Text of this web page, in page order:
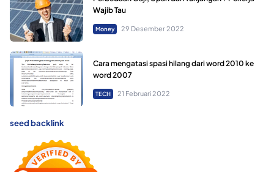
Wajib Tau
Money 29 Desember 2022
Cara mengatasi spasi hilang dari word 2010 ke
word 2007
TECH 21 Februari 2022
seed backlink